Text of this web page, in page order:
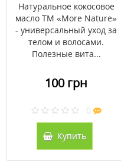
Натуральное кокосовое
масло ТМ «More Nature»
- универсальный уход за
телом и волосами.
Полезные вита...
100 грн
0
Купить